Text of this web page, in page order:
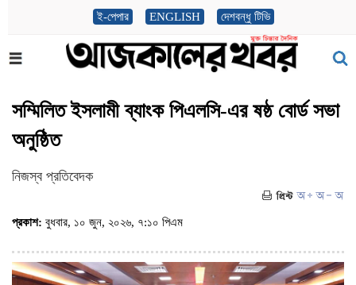
ই-পেপার ENGLISH দেশবন্ধু টিভি
সম্মিলিত ইসলামী ব্যাংক পিএলসি-এর ষষ্ঠ বোর্ড সভা
অনুষ্ঠিত
নিজস্ব প্রতিবেদক
প্রকাশ: বুধবার, ১০ জুন, ২০২৬, ৭:১০ পিএম